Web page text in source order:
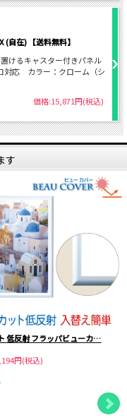
(自在) 【送料無料】
けるキャスター付きパネル
対応 カラー：クローム（シ
価格:15,871円(税込)
す
低反射 フラッパビューカ…
円(税込)